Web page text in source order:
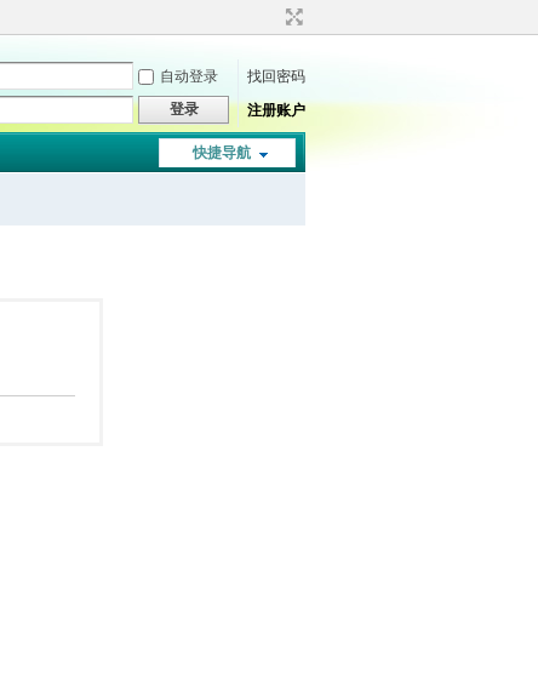
自动登录
找回密码
登录 注册账户
快捷导航